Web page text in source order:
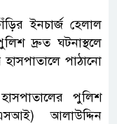
ইনচার্জ হেলাল
দ্রুত ঘটনাস্থলে
হাসপাতালে পাঠানো
পুলিশ
আলাউদ্দিন